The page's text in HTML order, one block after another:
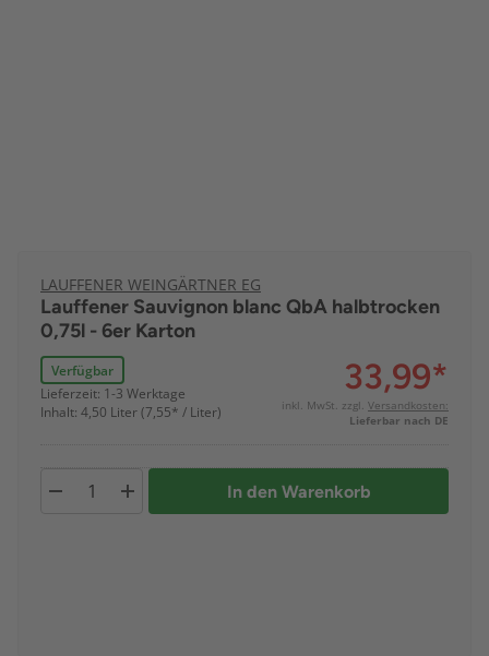
LAUFFENER WEINGÄRTNER EG
Lauffener Sauvignon blanc QbA halbtrocken
0,75l - 6er Karton
Verfügbar
Lieferzeit: 1-3 Werktage
Inhalt: 4,50 Liter (7,55* / Liter)
33,99*
inkl. MwSt. zzgl. Versandkosten:
Lieferbar nach DE
In den Warenkorb